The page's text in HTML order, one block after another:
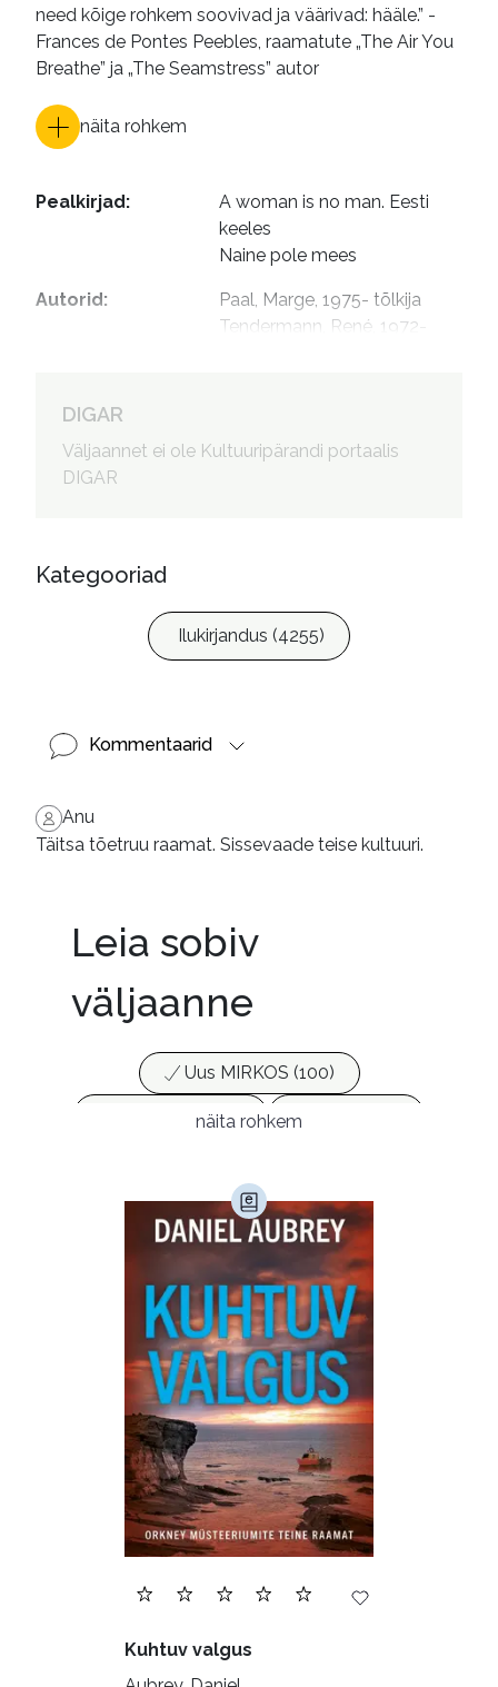
need kõige rohkem soovivad ja väärivad: hääle.” -
Frances de Pontes Peebles, raamatute „The Air You
Breathe” ja „The Seamstress” autor
näita rohkem
Pealkirjad:
A woman is no man. Eesti
keeles
Naine pole mees
Autorid:
Paal, Marge, 1975- tõlkija
Tendermann, René, 1972-
DIGAR
Väljaannet ei ole Kultuuripärandi portaalis
DIGAR
Kategooriad
Ilukirjandus (4255)
Kommentaarid
Anu
Täitsa tõetruu raamat. Sissevaade teise kultuuri.
Leia sobiv
väljaanne
Uus MIRKOS (100)
Populaarsed (25)
Ajakirjad (17)
Armastusromaanid (294)
Audioperioodika
Biograafiad (229)
Eesti kirjandus (1776)
Ettevõtlus (30)
Filoloogia (121)
Filosoofia (148)
Geograafia (65)
Haridus (20)
Ilukirjandus (4255)
Krimi ja põnevik (1286)
näita rohkem
Kuhtuv valgus